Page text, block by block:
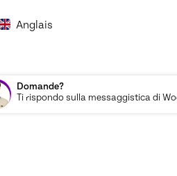
Anglais
Domande?
Ti rispondo sulla messaggistica di